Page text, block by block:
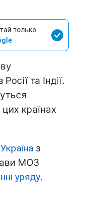
только
та Індії.
країнах
з
МОЗ
уряду.